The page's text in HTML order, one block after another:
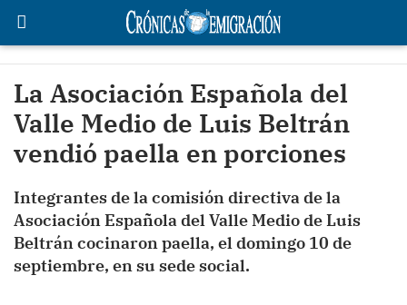
La Asociación Española del
Valle Medio de Luis Beltrán
vendió paella en porciones
Integrantes de la comisión directiva de la
Asociación Española del Valle Medio de Luis
Beltrán cocinaron paella, el domingo 10 de
septiembre, en su sede social.